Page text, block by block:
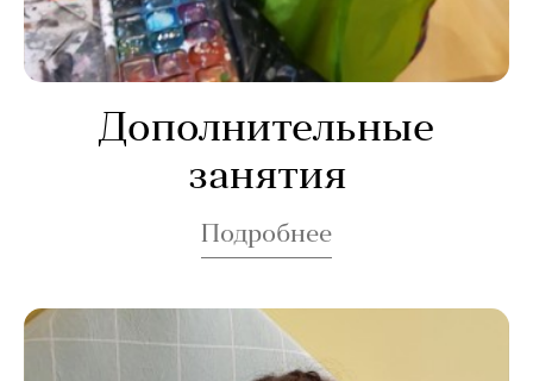
Дополнительные
занятия
Подробнее